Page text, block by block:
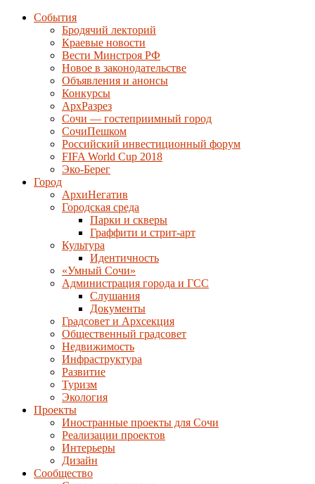
События
Бродячий лекторий
Краевые новости
Вести Минстроя РФ
Новое в законодательстве
Объявления и анонсы
Конкурсы
АрхРазрез
Сочи — гостеприимный город
СочиПешком
Российский инвестиционный форум
FIFA World Cup 2018
Эко-Берег
Город
АрхиНегатив
Городская среда
Парки и скверы
Граффити и стрит-арт
Культура
Идентичность
«Умный Сочи»
Администрация города и ГСС
Слушания
Документы
Градсовет и Архсекция
Общественный градсовет
Недвижимость
Инфраструктура
Развитие
Туризм
Экология
Проекты
Иностранные проекты для Сочи
Реализации проектов
Интерьеры
Дизайн
Сообщество